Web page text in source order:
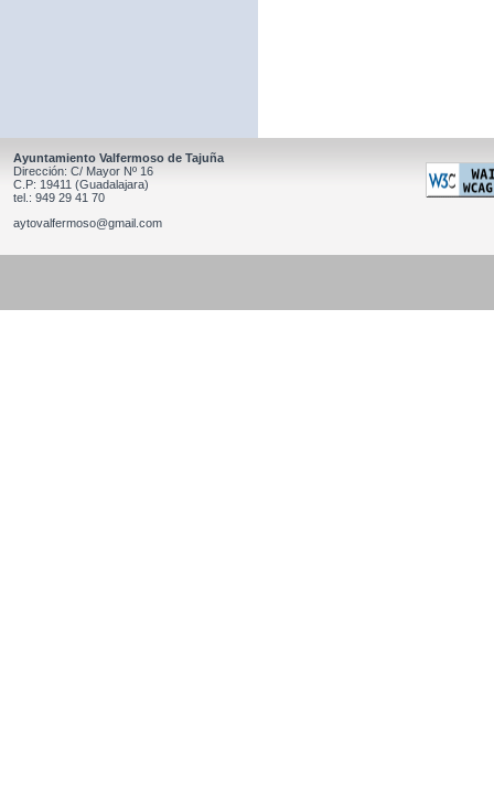
Ayuntamiento Valfermoso de Tajuña
Dirección: C/ Mayor Nº 16
C.P: 19411 (Guadalajara)
tel.: 949 29 41 70
aytovalfermoso@gmail.com